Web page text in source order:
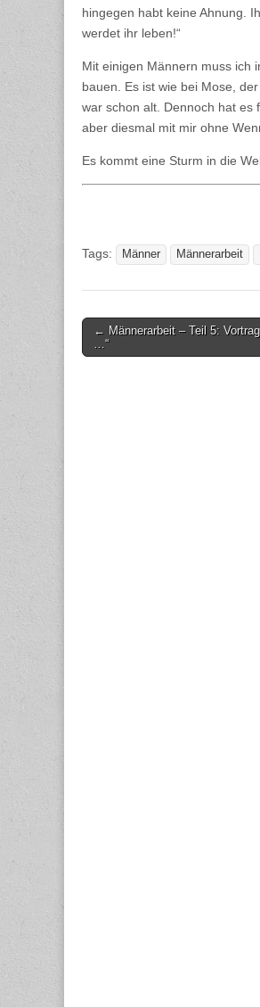
hingegen habt keine Ahnung.
werdet ihr leben!“
Mit einigen Männern muss ich
bauen. Es ist wie bei Mose,
war schon alt. Dennoch hat es
aber diesmal mit mir ohne
Es kommt eine Sturm in die
Tags: Männer Männerarbeit
Post
navigation
← Männerarbeit – Teil 5:
…“